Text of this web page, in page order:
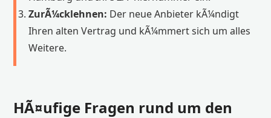
ZurÃ¼cklehnen: Der neue Anbieter kÃ¼ndigt
Ihren alten Vertrag und kÃ¼mmert sich um alles
Weitere.
HÃ¤ufige Fragen rund um den